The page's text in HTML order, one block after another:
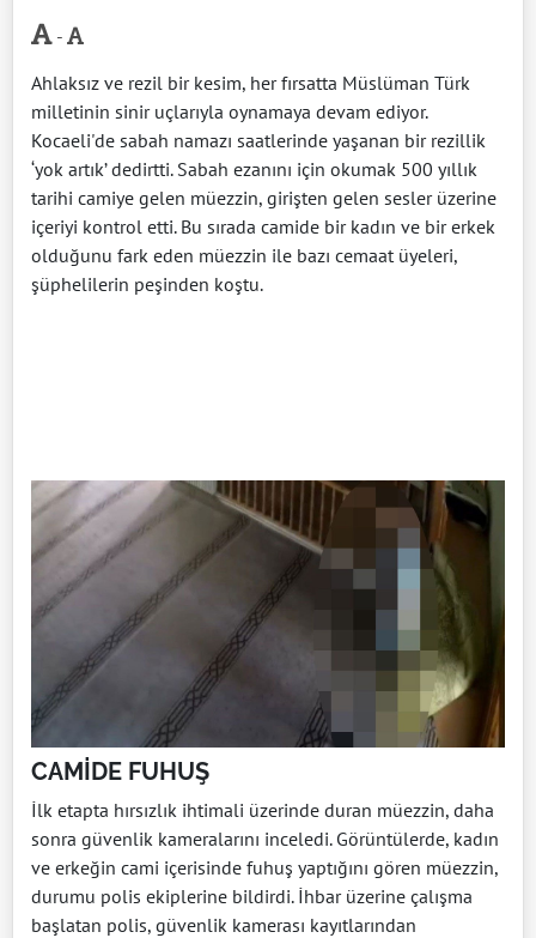
-
Ahlaksız ve rezil bir kesim, her fırsatta Müslüman Türk
milletinin sinir uçlarıyla oynamaya devam ediyor.
Kocaeli'de sabah namazı saatlerinde yaşanan bir rezillik
‘yok artık’ dedirtti. Sabah ezanını için okumak 500 yıllık
tarihi camiye gelen müezzin, girişten gelen sesler üzerine
içeriyi kontrol etti. Bu sırada camide bir kadın ve bir erkek
olduğunu fark eden müezzin ile bazı cemaat üyeleri,
şüphelilerin peşinden koştu.
CAMİDE FUHUŞ
İlk etapta hırsızlık ihtimali üzerinde duran müezzin, daha
sonra güvenlik kameralarını inceledi. Görüntülerde, kadın
ve erkeğin cami içerisinde fuhuş yaptığını gören müezzin,
durumu polis ekiplerine bildirdi. İhbar üzerine çalışma
başlatan polis, güvenlik kamerası kayıtlarından